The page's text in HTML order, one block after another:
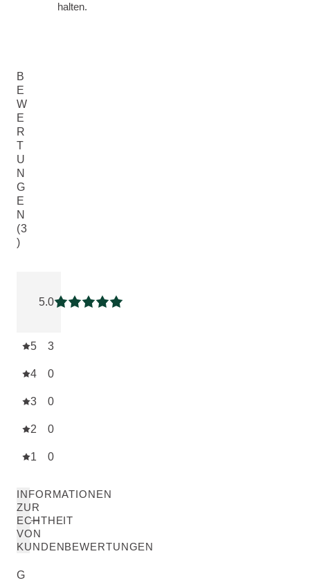
halten.
B
E
W
E
R
T
U
N
G
E
N
(3
)
5.0
Aktuelle Bewertung: 5 von 5 Sternen
5 3
4 0
3 0
2 0
1 0
INFORMATIONEN
ZUR
ECHTHEIT
VON
KUNDENBEWERTUNGEN
G